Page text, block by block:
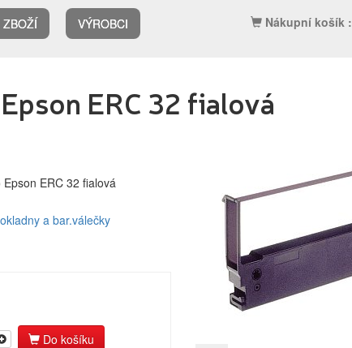
ZBOŽÍ VÝROBCI Nákupní košík :
pro jehličkové
tiskárny
Label tape
Filamenty
Textilní stuhy
Ostatní
ERC 32 fialová
ERC 32 fialová
a bar.válečky
Do košíku